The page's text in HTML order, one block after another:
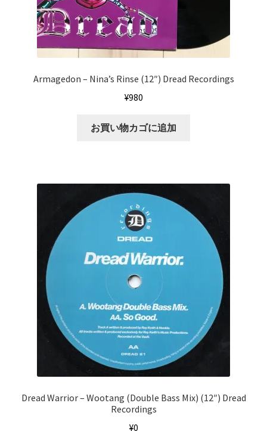
Armagedon ‎– Nina’s Rinse (12″) Dread Recordings
¥980
お買い物カゴに追加
Dread Warrior ‎– Wootang (Double Bass Mix) (12″) Dread
Recordings
¥0